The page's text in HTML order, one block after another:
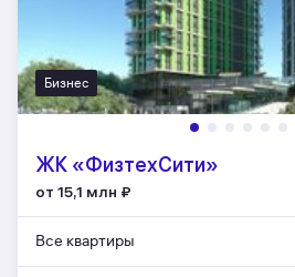
Бизнес
ЖК «ФизтехСити»
от 15,1 млн ₽
Все квартиры